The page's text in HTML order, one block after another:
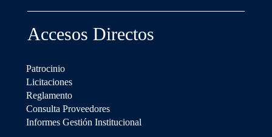
Accesos Directos
Patrocinio
Licitaciones
Reglamento
Consulta Proveedores
Informes Gestión Institucional